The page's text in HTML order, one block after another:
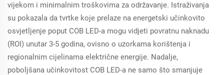
vijekom i minimalnim troškovima za održavanje. Istraživanja
su pokazala da tvrtke koje prelaze na energetski učinkovito
osvjetljenje poput COB LED-a mogu vidjeti povratnu naknadu
(ROI) unutar 3-5 godina, ovisno o uzorkama korištenja i
regionalnim cijelinama električne energije. Nadalje,
poboljšana učinkovitost COB LED-a ne samo što smanjuje